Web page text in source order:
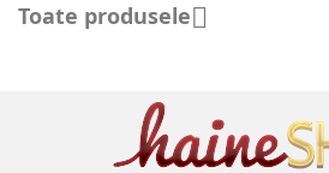
Toate produsele